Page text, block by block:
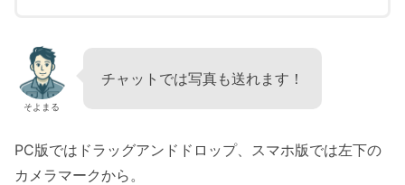
そよまる
チャットでは写真も送れます！
PC版ではドラッグアンドドロップ、スマホ版では左下の
カメラマークから。